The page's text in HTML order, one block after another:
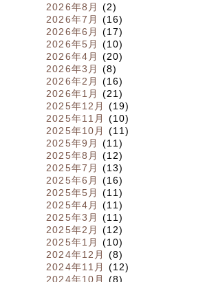
2026年8月
(2)
2026年7月
(16)
2026年6月
(17)
2026年5月
(10)
2026年4月
(20)
2026年3月
(8)
2026年2月
(16)
2026年1月
(21)
2025年12月
(19)
2025年11月
(10)
2025年10月
(11)
2025年9月
(11)
2025年8月
(12)
2025年7月
(13)
2025年6月
(16)
2025年5月
(11)
2025年4月
(11)
2025年3月
(11)
2025年2月
(12)
2025年1月
(10)
2024年12月
(8)
2024年11月
(12)
2024年10月
(8)